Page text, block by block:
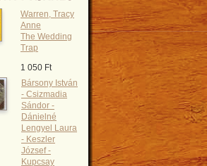
Warren, Tracy
Anne
The Wedding
Trap
1 050 Ft
Bársony István
- Csizmadia
Sándor -
Dánielné
Lengyel Laura
- Keszler
József -
Kupcsay